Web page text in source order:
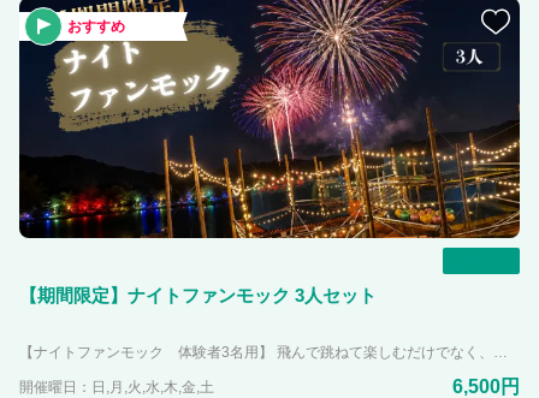
おすすめ
【期間限定】ナイトファンモック 3人セット
【ナイトファンモック 体験者3名用】 飛んで跳ねて楽しむだけでなく、カラフルなネットで写真映えもする施設「映え冒険スポット」が時間・期間限定でさらにパワーアップ！！ 周りは明るいけど足元は暗い！？ ライトアップされたファンモックで新感覚な体験をしてみませんか？ 花火が見れるのはこの期間、この時間だけ！！ ※ライトアップの消灯時間があり安全確保のため、小学生以上の方が参加可能とさせていただきます。
開催曜日：日,月,火,水,木,金,土 6,500円